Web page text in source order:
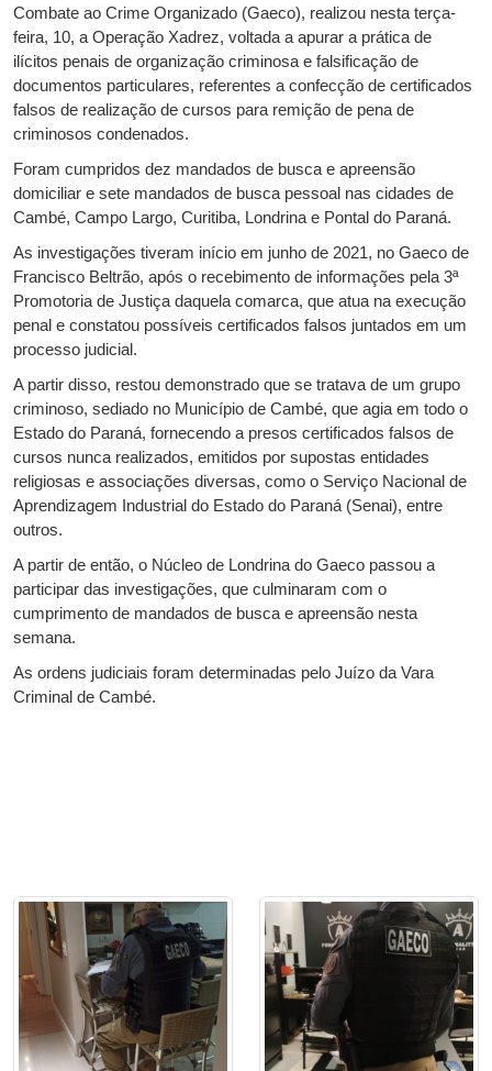
Combate ao Crime Organizado (Gaeco), realizou nesta terça-
feira, 10, a Operação Xadrez, voltada a apurar a prática de
ilícitos penais de organização criminosa e falsificação de
documentos particulares, referentes a confecção de certificados
falsos de realização de cursos para remição de pena de
criminosos condenados.
Foram cumpridos dez mandados de busca e apreensão
domiciliar e sete mandados de busca pessoal nas cidades de
Cambé, Campo Largo, Curitiba, Londrina e Pontal do Paraná.
As investigações tiveram início em junho de 2021, no Gaeco de
Francisco Beltrão, após o recebimento de informações pela 3ª
Promotoria de Justiça daquela comarca, que atua na execução
penal e constatou possíveis certificados falsos juntados em um
processo judicial.
A partir disso, restou demonstrado que se tratava de um grupo
criminoso, sediado no Município de Cambé, que agia em todo o
Estado do Paraná, fornecendo a presos certificados falsos de
cursos nunca realizados, emitidos por supostas entidades
religiosas e associações diversas, como o Serviço Nacional de
Aprendizagem Industrial do Estado do Paraná (Senai), entre
outros.
A partir de então, o Núcleo de Londrina do Gaeco passou a
participar das investigações, que culminaram com o
cumprimento de mandados de busca e apreensão nesta
semana.
As ordens judiciais foram determinadas pelo Juízo da Vara
Criminal de Cambé.